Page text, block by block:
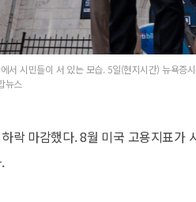
서 시민들이 서 있는 모습. 5일(현지시간) 뉴욕증
뉴스
락 마감했다. 8월 미국 고용지표